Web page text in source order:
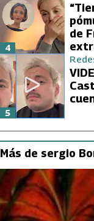
de
4
5
Más de sergio